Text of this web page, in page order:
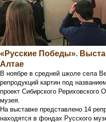
«Русские Победы».
Алтае
В ноябре в средней школе села
репродукций картин под
проект Сибирского Рериховского
музея.
На выставке представлено 14
находятся в фондах Русского